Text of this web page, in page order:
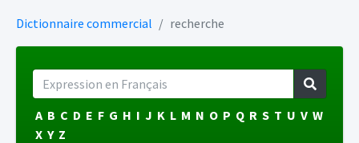
Dictionnaire commercial recherche
A B C D E F G H I J K L M N O P Q R S T U V W
X Y Z